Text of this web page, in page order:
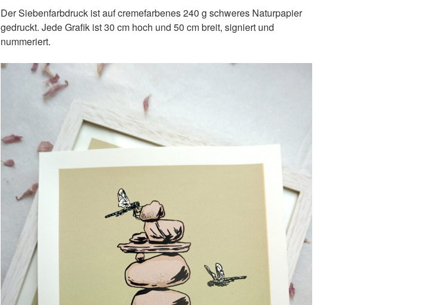
Der Siebenfarbdruck ist auf cremefarbenes 240 g schweres Naturpapier
gedruckt. Jede Grafik ist 30 cm hoch und 50 cm breit, signiert und
nummeriert.